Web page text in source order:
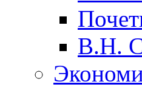
В.Н.